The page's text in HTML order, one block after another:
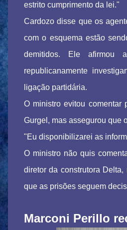
estrito cumprimento da lei."
Cardozo disse que os
com o esquema estão
demitidos. Ele
republicanamente
ligação partidária.
O ministro evitou comentar
Gurgel, mas assegurou que
"Eu disponibilizarei as
O ministro não quis
diretor da construtora
que as prisões seguem
Marconi Perillo